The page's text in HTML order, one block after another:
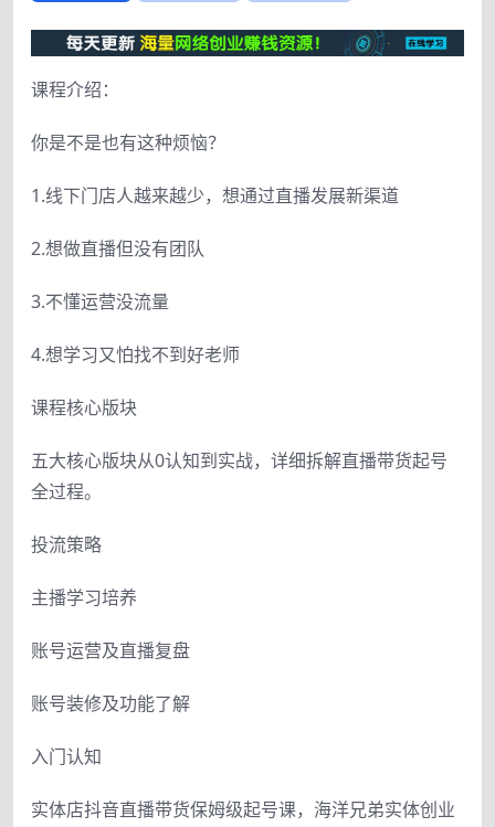
课程介绍：
你是不是也有这种烦恼？
1.线下门店人越来越少，想通过直播发展新渠道
2.想做直播但没有团队
3.不懂运营没流量
4.想学习又怕找不到好老师
课程核心版块
五大核心版块从0认知到实战，详细拆解直播带货起号
全过程。
投流策略
主播学习培养
账号运营及直播复盘
账号装修及功能了解
入门认知
实体店抖音直播带货保姆级起号课，海洋兄弟实体创业